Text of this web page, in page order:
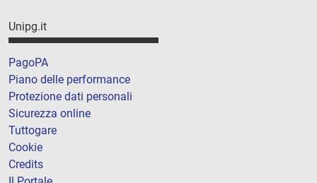
Unipg.it
PagoPA
Piano delle performance
Protezione dati personali
Sicurezza online
Tuttogare
Cookie
Credits